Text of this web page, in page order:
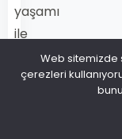
yaşamı
ile
bilgileri
Web sitemizde
çerezleri